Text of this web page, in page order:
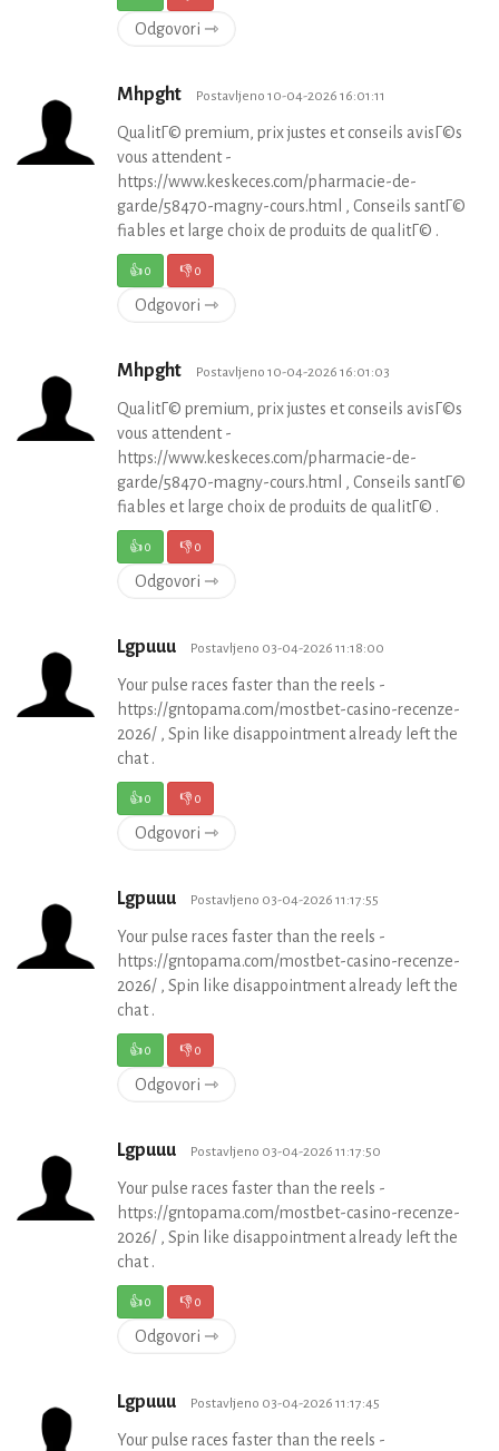
Odgovori ⇾
Mhpght Postavljeno 10-04-2026 16:01:11
QualitГ© premium, prix justes et conseils avisГ©s
vous attendent -
https://www.keskeces.com/pharmacie-de-
garde/58470-magny-cours.html , Conseils santГ©
fiables et large choix de produits de qualitГ© .
👍0 👎0
Odgovori ⇾
Mhpght Postavljeno 10-04-2026 16:01:03
QualitГ© premium, prix justes et conseils avisГ©s
vous attendent -
https://www.keskeces.com/pharmacie-de-
garde/58470-magny-cours.html , Conseils santГ©
fiables et large choix de produits de qualitГ© .
👍0 👎0
Odgovori ⇾
Lgpuuu Postavljeno 03-04-2026 11:18:00
Your pulse races faster than the reels -
https://gntopama.com/mostbet-casino-recenze-
2026/ , Spin like disappointment already left the
chat .
👍0 👎0
Odgovori ⇾
Lgpuuu Postavljeno 03-04-2026 11:17:55
Your pulse races faster than the reels -
https://gntopama.com/mostbet-casino-recenze-
2026/ , Spin like disappointment already left the
chat .
👍0 👎0
Odgovori ⇾
Lgpuuu Postavljeno 03-04-2026 11:17:50
Your pulse races faster than the reels -
https://gntopama.com/mostbet-casino-recenze-
2026/ , Spin like disappointment already left the
chat .
👍0 👎0
Odgovori ⇾
Lgpuuu Postavljeno 03-04-2026 11:17:45
Your pulse races faster than the reels -